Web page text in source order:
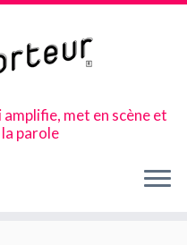
met en scène et
parole